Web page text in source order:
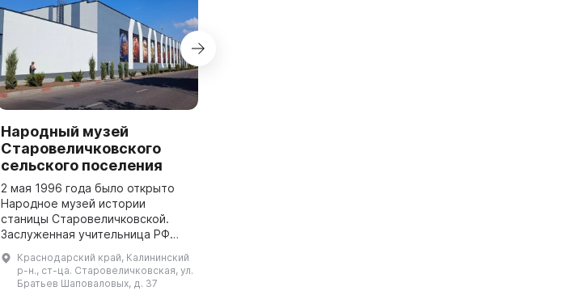
Народный музей
Старовеличковского
сельского поселения
2 мая 1996 года было открыто
Народное музей истории
станицы Старовеличковской.
Заслуженная учительница РФ
собирала краеведческий
материал для музея в течение
Краснодарский край, Калининский
р-н., ст-ца. Старовеличковская, ул.
Братьев Шаповаловых, д. 37